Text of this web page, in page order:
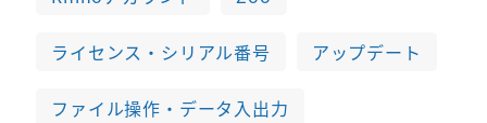
ライセンス・シリアル番号 アップデート
ファイル操作・データ入出力